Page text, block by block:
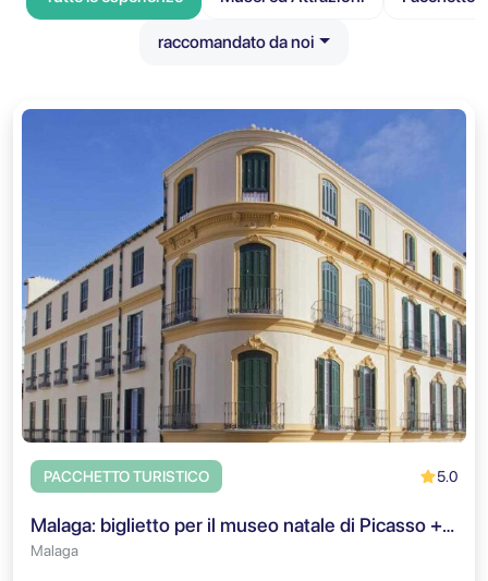
raccomandato da noi
PACCHETTO TURISTICO 5.0
Malaga: biglietto per il museo natale di Picasso + tour audio in-app mobile
Malaga